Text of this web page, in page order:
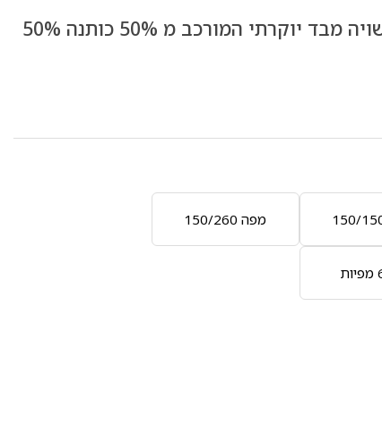
מפת סאטן באריגה יוקרתית וצפופה. המפה עשויה מבד יוקרתי המורכב מ 50% כותנה 50%
מפה 150/260